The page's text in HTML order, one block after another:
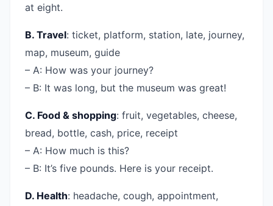
at eight.
B. Travel: ticket, platform, station, late, journey,
map, museum, guide
– A: How was your journey?
– B: It was long, but the museum was great!
C. Food & shopping: fruit, vegetables, cheese,
bread, bottle, cash, price, receipt
– A: How much is this?
– B: It’s five pounds. Here is your receipt.
D. Health: headache, cough, appointment,